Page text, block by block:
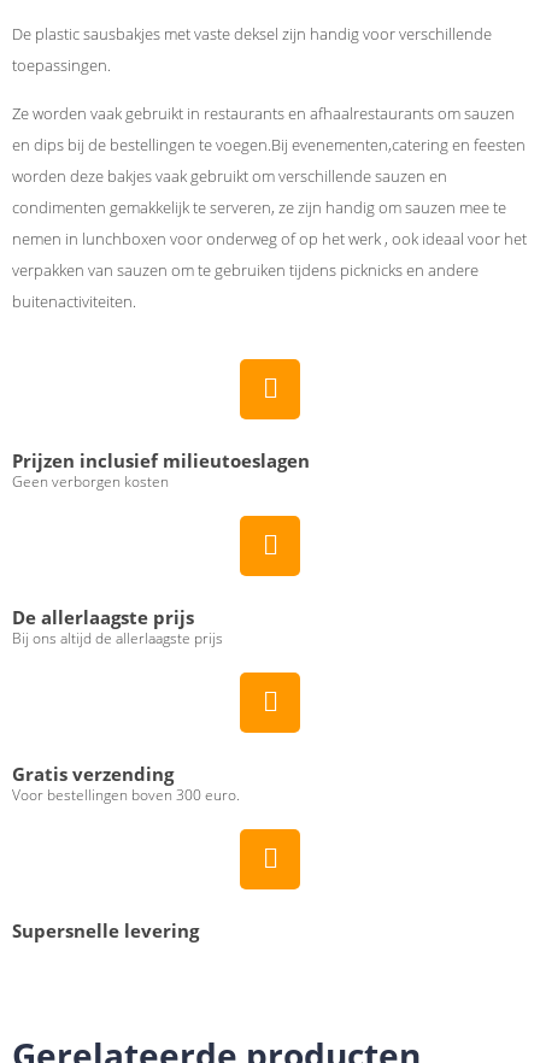
De plastic sausbakjes met vaste deksel zijn handig voor verschillende
toepassingen.
Ze worden vaak gebruikt in restaurants en afhaalrestaurants om sauzen
en dips bij de bestellingen te voegen.Bij evenementen,catering en feesten
worden deze bakjes vaak gebruikt om verschillende sauzen en
condimenten gemakkelijk te serveren, ze zijn handig om sauzen mee te
nemen in lunchboxen voor onderweg of op het werk , ook ideaal voor het
verpakken van sauzen om te gebruiken tijdens picknicks en andere
buitenactiviteiten.
Prijzen inclusief milieutoeslagen
Geen verborgen kosten
De allerlaagste prijs
Bij ons altijd de allerlaagste prijs
Gratis verzending
Voor bestellingen boven 300 euro.
Supersnelle levering